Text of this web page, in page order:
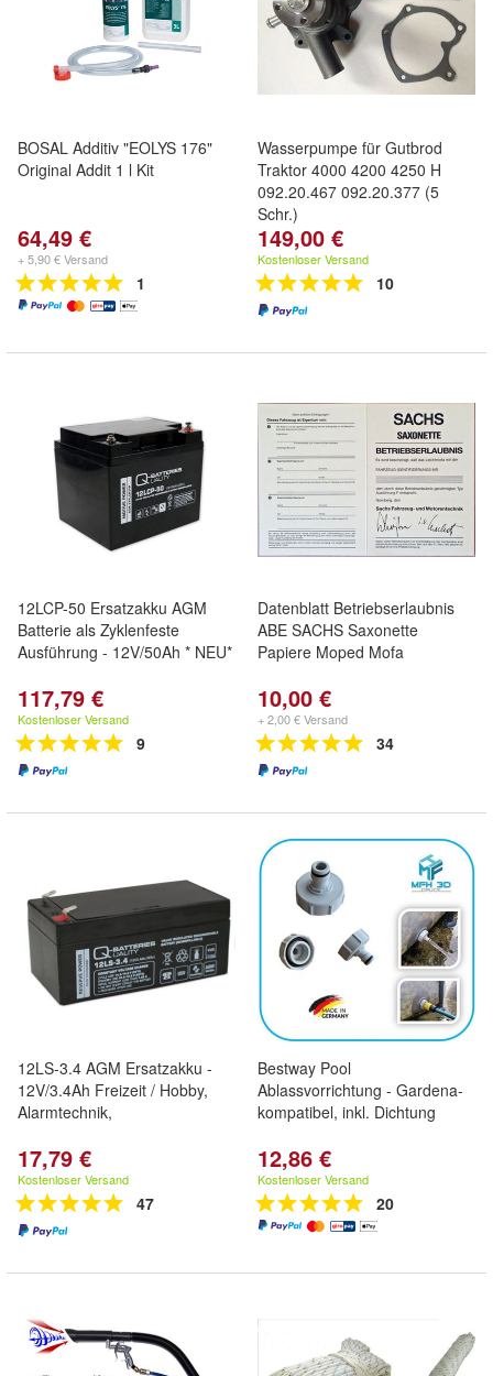
BOSAL Additiv "EOLYS 176"
Original Addit 1 l Kit
64,49 €
+ 5,90 € Versand
1
Wasserpumpe für Gutbrod
Traktor 4000 4200 4250 H
092.20.467 092.20.377 (5
Schr.)
149,00 €
Kostenloser Versand
10
12LCP-50 Ersatzakku AGM
Batterie als Zyklenfeste
Ausführung - 12V/50Ah * NEU*
117,79 €
Kostenloser Versand
9
Datenblatt Betriebserlaubnis
ABE SACHS Saxonette
Papiere Moped Mofa
10,00 €
+ 2,00 € Versand
34
12LS-3.4 AGM Ersatzakku -
12V/3.4Ah Freizeit / Hobby,
Alarmtechnik,
17,79 €
Kostenloser Versand
47
Bestway Pool
Ablassvorrichtung - Gardena-
kompatibel, inkl. Dichtung
12,86 €
Kostenloser Versand
20